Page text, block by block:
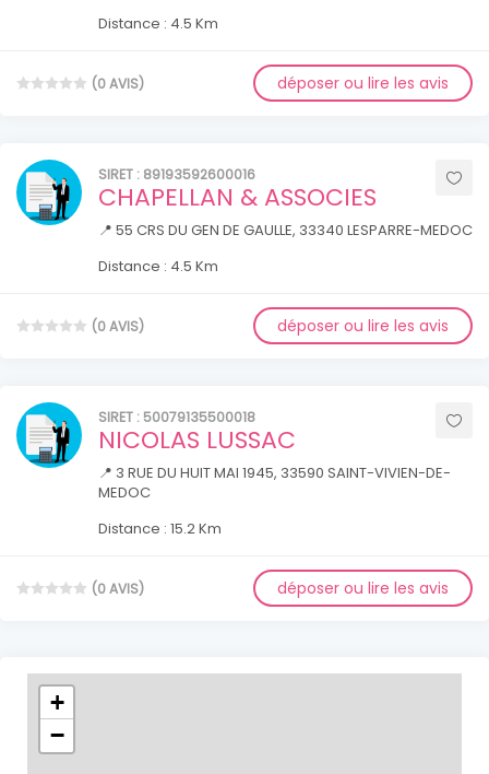
Distance : 4.5 Km
(0 AVIS) déposer ou lire les avis
SIRET : 89193592600016
CHAPELLAN & ASSOCIES
📍 55 CRS DU GEN DE GAULLE, 33340 LESPARRE-MEDOC
Distance : 4.5 Km
(0 AVIS) déposer ou lire les avis
SIRET : 50079135500018
NICOLAS LUSSAC
📍 3 RUE DU HUIT MAI 1945, 33590 SAINT-VIVIEN-DE-
MEDOC
Distance : 15.2 Km
(0 AVIS) déposer ou lire les avis
+
−